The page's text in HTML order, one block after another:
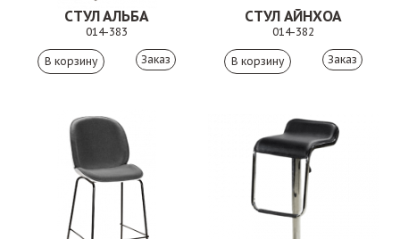
СТУЛ АЛЬБА
014-383
Заказ
СТУЛ АЙНХОА
014-382
Заказ